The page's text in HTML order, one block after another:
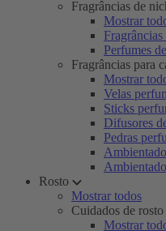
Fragrâncias de
Mostrar
Perfumes
Fragrâncias para
Mostrar
Velas
Sticks
Difusores
Pedras
Rosto
Mostrar todos
Cuidados de rosto
Mostrar